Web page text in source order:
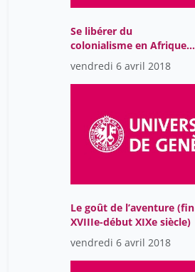
Se libérer du
colonialisme en Afrique
de l’Ouest (1875–1920)
vendredi 6 avril 2018
Le goût de l’aventure (fin
XVIIIe-début XIXe siècle)
vendredi 6 avril 2018